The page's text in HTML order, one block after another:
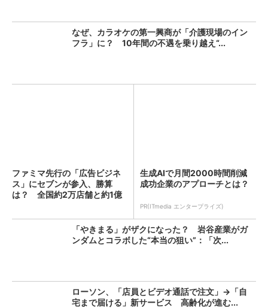
なぜ、カラオケの第一興商が「介護現場のイン
フラ」に？ 10年間の不遇を乗り越え“...
ファミマ先行の「広告ビジネ
ス」にセブンが参入、勝算
は？ 全国約2万店舗と約1億
生成AIで月間2000時間削減
成功企業のアプローチとは？
PR(ITmedia エンタープライズ)
「やきまる」がザクになった？ 岩谷産業がガ
ンダムとコラボした“本当の狙い”：「次...
ローソン、「店員とビデオ通話で注文」→「自
宅まで届ける」新サービス 高齢化が進む...